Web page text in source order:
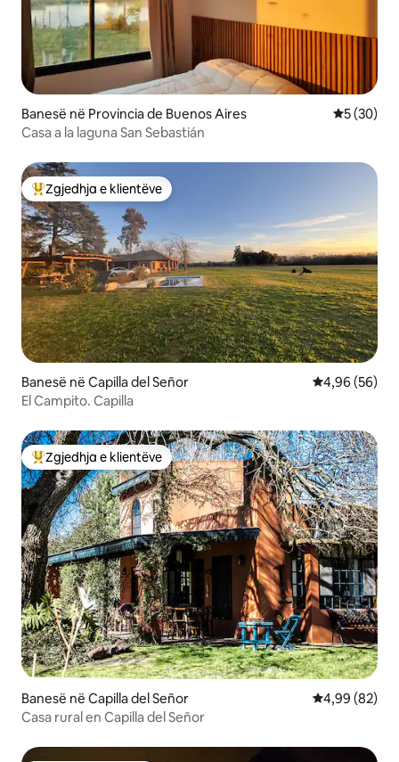
Banesë në Provincia de Buenos Aires Vlerësimi
5 (30)
Casa a la laguna San Sebastián
Më të mirat e zgjedhjeve të klientëve
Zgjedhja e klientëve
Banesë në Capilla del Señor Vlerësimi
4,96 (56)
El Campito. Capilla
Më të mirat e zgjedhjeve të klientëve
Zgjedhja e klientëve
Banesë në Capilla del Señor Vlerësimi
4,99 (82)
Casa rural en Capilla del Señor